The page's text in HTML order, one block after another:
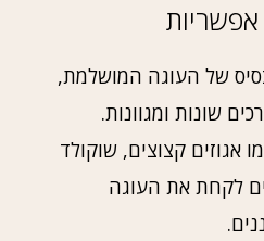
אפשריות
של העוגה המושלמת,
שונות ומגוונות.
אגוזים קצוצים, שוקולד
לקחת את העוגה